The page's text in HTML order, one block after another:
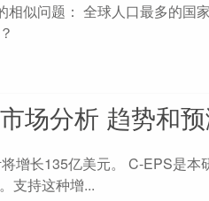
似问题： 全球人口最多的国
场分析 趋势和
增长135亿美元。 C-EPS是本
支持这种增...